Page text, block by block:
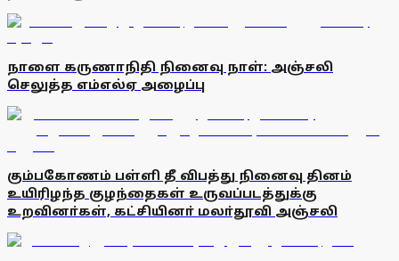
நாளை கருணாநிதி நினைவு நாள்: அஞ்சலி
செலுத்த எம்எல்ஏ அழைப்பு
கும்பகோணம் பள்ளி தீ விபத்து நினைவு தினம்
உயிரிழந்த குழந்தைகள் உருவப்படத்துக்கு
உறவினா்கள், கட்சியினா் மலா்தூவி அஞ்சலி